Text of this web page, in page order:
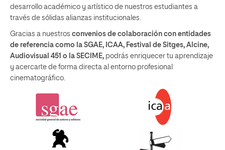
desarrollo académico y artístico de nuestros estudiantes a
través de sólidas alianzas institucionales.
Gracias a nuestros convenios de colaboración con entidades
de referencia como la SGAE, ICAA, Festival de Sitges, Alcine,
Audiovisual 451 o la SECIME, podrás enriquecer tu aprendizaje
y acercarte de forma directa al entorno profesional
cinematográfico.